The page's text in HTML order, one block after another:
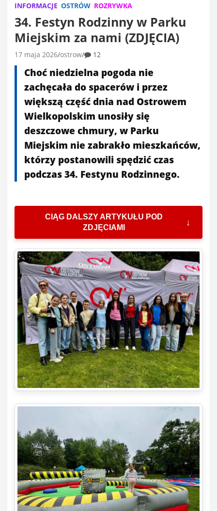
INFORMACJE OSTRÓW ROZRYWKA
34. Festyn Rodzinny w Parku
Miejskim za nami (ZDJĘCIA)
17 maja 2026 ostrow 12
Choć niedzielna pogoda nie
zachęcała do spacerów i przez
większą część dnia nad Ostrowem
Wielkopolskim unosiły się
deszczowe chmury, w Parku
Miejskim nie zabrakło mieszkańców,
którzy postanowili spędzić czas
podczas 34. Festynu Rodzinnego.
CIĄG DALSZY ARTYKUŁU POD
ZDJĘCIAMI